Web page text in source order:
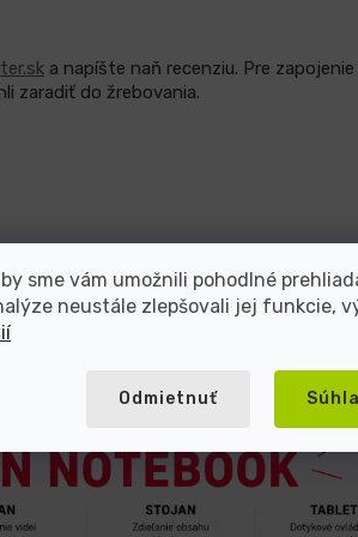
sme vám umožnili pohodlné
neustále zlepšovali jej funkcie,
Odmietnuť
a napíšte naň recenziu. Pre
zaradiť do žrebovania.
sa uskutoční k&10. dni nasledujúceho